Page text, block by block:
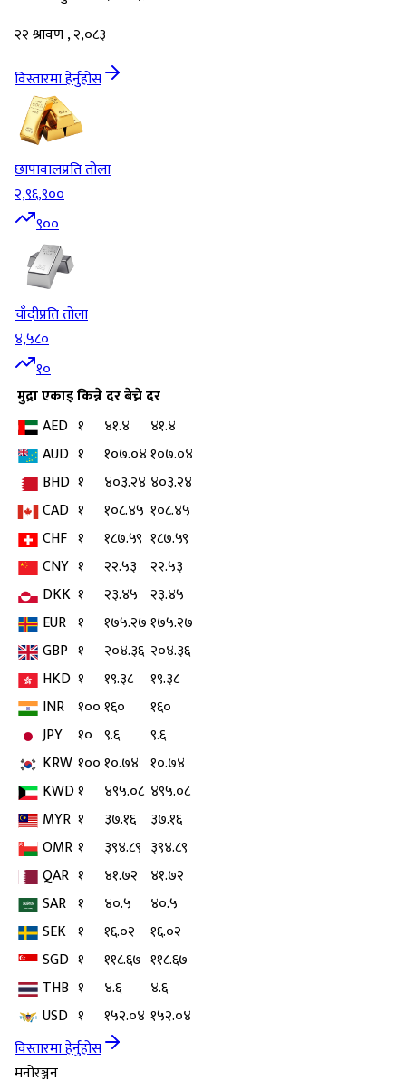
२२ श्रावण , २,०८३
विस्तारमा हेर्नुहोस
छापावालप्रति तोला
२,९६,९००
९००
चाँदीप्रति तोला
४,५८०
१०
मुद्राएकाइकिन्ने दरबेच्ने दर
AED १ ४१.४
४१.४
AUD १ १०७.०४१०७.०४
BHD १ ४०३.२४ ४०३.२४
CAD १ १०८.४५ १०८.४५
CHF १ १८७.५९ १८७.५९
CNY १ २२.५३
२२.५३
DKK १ २३.४५ २३.४५
EUR १ १७५.२७१७५.२७
GBP १ २०४.३६ २०४.३६
HKD १ १९.३८
१९.३८
INR १००१६०
१६०
JPY
१० ९.६
९.६
KRW १००१०.७४ १०.७४
KWD१ ४९५.०८ ४९५.०८
MYR १ ३७.१६
३७.१६
OMR १ ३९४.८९ ३९४.८९
QAR १ ४१.७२ ४१.७२
SAR १ ४०.५
४०.५
SEK १ १६.०२
१६.०२
SGD १ ११८.६७ ११८.६७
THB १ ४.६
४.६
USD १ १५२.०४ १५२.०४
विस्तारमा हेर्नुहोस
मनोरञ्जन